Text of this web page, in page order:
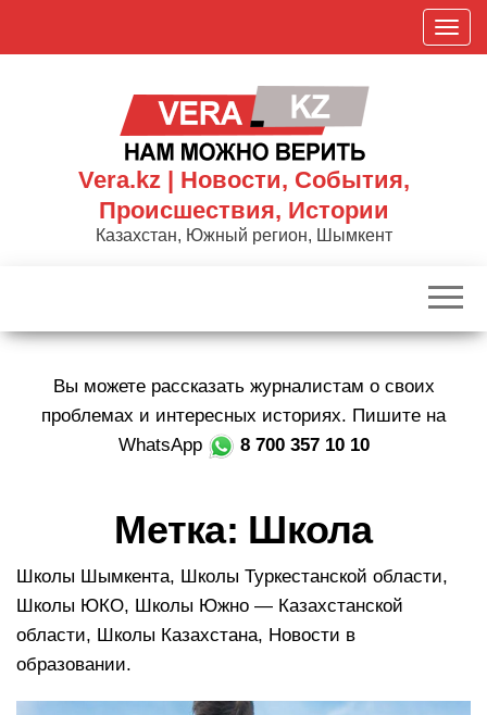
П
о
к
р
Vera.kz | Новости, События,
Происшествия, Истории
Казахстан, Южный регион, Шымкент
Вы можете рассказать журналистам о своих
проблемах и интересных историях. Пишите на
WhatsApp
8 700 357 10 10
Метка: Школа
Школы Шымкента, Школы Туркестанской области,
Школы ЮКО, Школы Южно — Казахстанской
области, Школы Казахстана, Новости в
образовании.